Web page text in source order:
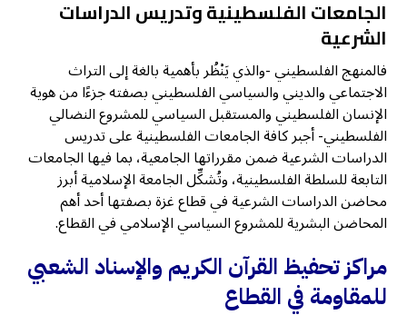
الجامعات الفلسطينية وتدريس الدراسات
الشرعية
فالمنهج الفلسطيني -والذي يَنْظُر بأهمية بالغة إلى التراث
الاجتماعي والديني والسياسي الفلسطيني بصفته جزءًا من هوية
الإنسان الفلسطيني والمستقبل السياسي للمشروع النضالي
الفلسطيني- أجبر كافة الجامعات الفلسطينية على تدريس
الدراسات الشرعية ضمن مقرراتها الجامعية، بما فيها الجامعات
التابعة للسلطة الفلسطينية، وتُشكِّل الجامعة الإسلامية أبرز
محاضن الدراسات الشرعية في قطاع غزة بصفتها أحد أهم
المحاضن البشرية للمشروع السياسي الإسلامي في القطاع.
مراكز تحفيظ القرآن الكريم والإسناد الشعبي
للمقاومة في القطاع